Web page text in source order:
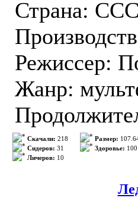
Язык:
Формат: AVI
Зайчонок с
урожай
>>>
Страна:
Режиссер:
Жанр:
Год: 1985
Язык:
Формат: AVI
Скачали: 218
Сидеров: 31
Личеров: 10
Размер:
Здоровье: 100